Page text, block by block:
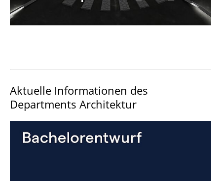
Aktuelle Informationen des
Departments Architektur